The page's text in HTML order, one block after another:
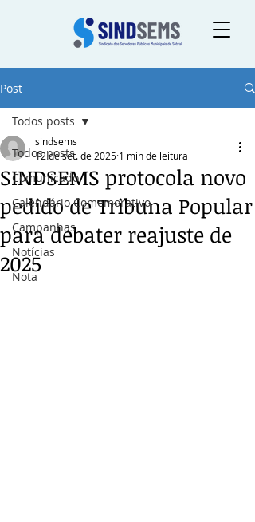
Post
Todos posts
Comunicado
Calendário Comemorativo
Campanhas
Notícias
Nota
Todos posts
SINDSEMS protocola novo
pedido de Tribuna Popular
para debater reajuste de
2025
sindsems
12 de set. de 2025 1 min de leitura